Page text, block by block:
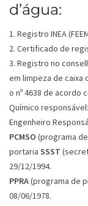
d’água:
1. Registro INEA
2. Certificado de
3. Registro no
em limpeza de caixa
o nº 4638 de acordo
Químico responsável:
Engenheiro
PCMSO (programa
portaria SSST
29/12/1994.
PPRA(programa de
08/06/1978.